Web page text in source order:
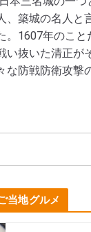
、築城の名人と
。1607年のこ
い抜いた清正が
な防戦防衛攻撃
当地グルメ